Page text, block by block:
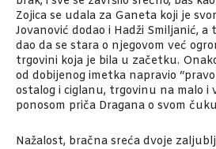
Zojica se udala za Ganeta koji je
Jovanović dodao i Hadži Smiljanić,
dao da se stara o njegovom već
trgovini koja je bila u začetku.
od dobijenog imetka napravio
ostalog i ciglanu, trgovinu na malo i
ponosom priča Dragana o svom
Nažalost, bračna sreća dvoje